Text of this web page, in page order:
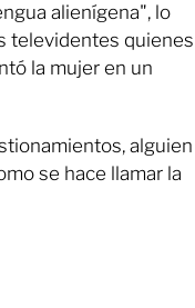
alienígena", lo
televidentes quienes
la mujer en un
alguien
se hace llamar la